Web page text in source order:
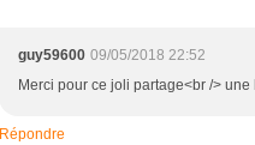
guy59600 09/05/2018 22:52
Merci pour ce joli partage<br />
Répondre